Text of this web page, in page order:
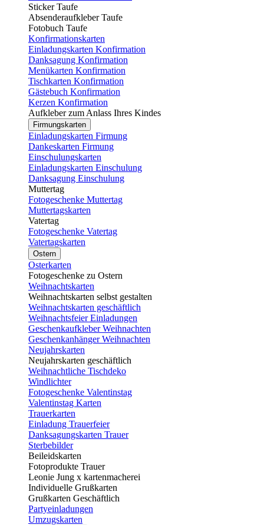
Sticker Taufe
Absenderaufkleber Taufe
Fotobuch Taufe
Konfirmationskarten
Einladungskarten Konfirmation
Danksagung Konfirmation
Menükarten Konfirmation
Tischkarten Konfirmation
Gästebuch Konfirmation
Kerzen Konfirmation
Aufkleber zum Anlass Ihres Kindes
Firmungskarten
Einladungskarten Firmung
Dankeskarten Firmung
Einschulungskarten
Einladungskarten Einschulung
Danksagung Einschulung
Muttertag
Fotogeschenke Muttertag
Muttertagskarten
Vatertag
Fotogeschenke Vatertag
Vatertagskarten
Ostern
Osterkarten
Fotogeschenke zu Ostern
Weihnachtskarten
Weihnachtskarten selbst gestalten
Weihnachtskarten geschäftlich
Weihnachtsfeier Einladungen
Geschenkaufkleber Weihnachten
Geschenkanhänger Weihnachten
Neujahrskarten
Neujahrskarten geschäftlich
Weihnachtliche Tischdeko
Windlichter
Fotogeschenke Valentinstag
Valentinstag Karten
Trauerkarten
Einladung Trauerfeier
Danksagungskarten Trauer
Sterbebilder
Beileidskarten
Fotoprodukte Trauer
Leonie Jung x kartenmacherei
Individuelle Grußkarten
Grußkarten Geschäftlich
Partyeinladungen
Umzugskarten